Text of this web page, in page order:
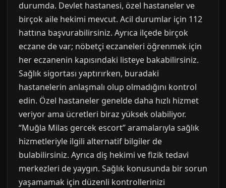
durumda. Devlet hastanesi, özel hastaneler ve
birçok aile hekimi mevcut. Acil durumlar için 112
hattına başvurabilirsiniz. Ayrıca ilçede birçok
eczane de var; nöbetçi eczaneleri öğrenmek için
her eczanenin kapısındaki listeye bakabilirsiniz.
Sağlık sigortası yaptırırken, buradaki
hastanelerin anlaşmalı olup olmadığını kontrol
edin. Özel hastaneler genelde daha hızlı hizmet
veriyor ama ücretleri biraz yüksek olabiliyor.
“Muğla Milas gercek escort” aramalarıyla sağlık
hizmetleriyle ilgili alternatif bilgiler de
bulabilirsiniz. Ayrıca diş hekimi ve fizik tedavi
merkezleri de yaygın. Sağlık konusunda bir sorun
yaşamamak için düzenli kontrollerinizi